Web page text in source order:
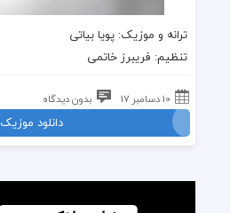
ترانه و موزیک:پویا بیاتی
تنظیم: فریبرز خاتمی
10 دسامبر 17 بدون دیدگاه
دانلود موزیک